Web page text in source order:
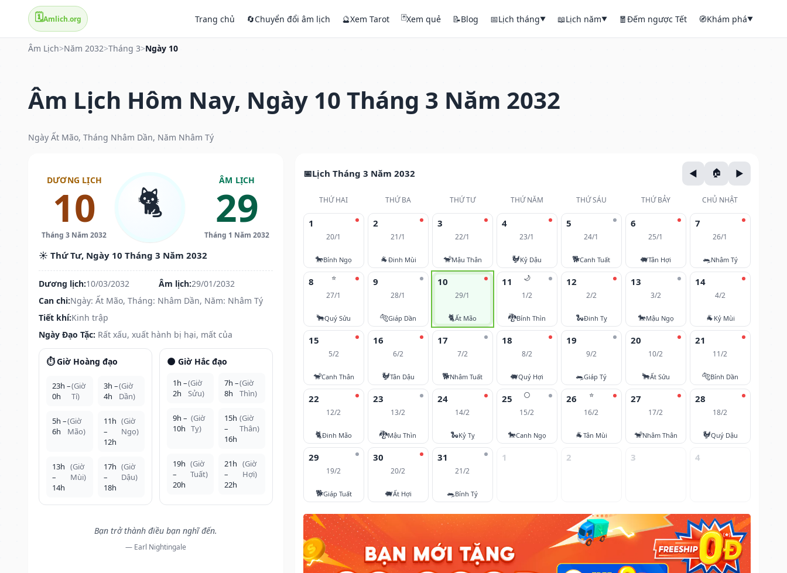
🗓️Amlich.org Trang chủ 🔄Chuyển đổi âm lịch 🔮Xem Tarot 🃏Xem quẻ 📝Blog 📅Lịch tháng▼ 📖Lịch năm▼ 🧧Đếm ngược Tết 🧭Khám phá▼
Âm Lịch>Năm 2032>Tháng 3>Ngày 10
Âm Lịch Hôm Nay, Ngày 10 Tháng 3 Năm 2032
Ngày Ất Mão, Tháng Nhâm Dần, Năm Nhâm Tý
DƯƠNG LỊCH
10
Tháng 3 Năm 2032
🐈 ÂM LỊCH
29
Tháng 1 Năm 2032
☀️ Thứ Tư, Ngày 10 Tháng 3 Năm 2032
Dương lịch:10/03/2032 Âm lịch:29/01/2032
Can chi:Ngày: Ất Mão, Tháng: Nhâm Dần, Năm: Nhâm Tý
Tiết khí:Kinh trập
Ngày Đạo Tặc: Rất xấu, xuất hành bị hại, mất của
⏱️ Giờ Hoàng đạo
23h –
0h
(Giờ
Tí)
3h –
4h
(Giờ
Dần)
5h –
6h
(Giờ
Mão)
11h
–
12h
(Giờ
Ngọ)
13h
–
14h
(Giờ
Mùi)
17h
–
18h
(Giờ
Dậu)
🌑 Giờ Hắc đạo
1h –
2h
(Giờ
Sửu)
7h –
8h
(Giờ
Thìn)
9h –
10h
(Giờ
Tỵ)
15h
–
16h
(Giờ
Thân)
19h
–
20h
(Giờ
Tuất)
21h
–
22h
(Giờ
Hợi)
Bạn trở thành điều bạn nghĩ đến.
— Earl Nightingale
Lịch Tháng 3 Năm 2032
THỨ HAI THỨ BA THỨ TƯ THỨ NĂM THỨ SÁU THỨ BẢY CHỦ NHẬT
1
20/1
🐎Bính Ngọ
2
21/1
🐐Đinh Mùi
3
22/1
🐒Mậu Thân
4
23/1
🐓Kỷ Dậu
5
24/1
🐕Canh Tuất
6
25/1
🐖Tân Hợi
7
26/1
🐀Nhâm Tý
⭐
8
27/1
🐂Quý Sửu
9
28/1
🐅Giáp Dần
10
29/1
🐈Ất Mão
🌙
11
1/2
🐉Bính Thìn
12
2/2
🐍Đinh Tỵ
13
3/2
🐎Mậu Ngọ
14
4/2
🐐 Kỷ Mùi
15
5/2
🐒Canh Thân
16
6/2
🐓Tân Dậu
17
7/2
🐕Nhâm Tuất
18
8/2
🐖Quý Hợi
19
9/2
🐀Giáp Tý
20
10/2
🐂Ất Sửu
21
11/2
🐅Bính Dần
22
12/2
🐈Đinh Mão
23
13/2
🐉Mậu Thìn
24
14/2
🐍Kỷ Tỵ
🌕
25
15/2
🐎Canh Ngọ
⭐
26
16/2
🐐Tân Mùi
27
17/2
🐒Nhâm Thân
28
18/2
🐓Quý Dậu
29
19/2
🐕Giáp Tuất
30
20/2
🐖Ất Hợi
31
21/2
🐀Bính Tý
1 2 3 4